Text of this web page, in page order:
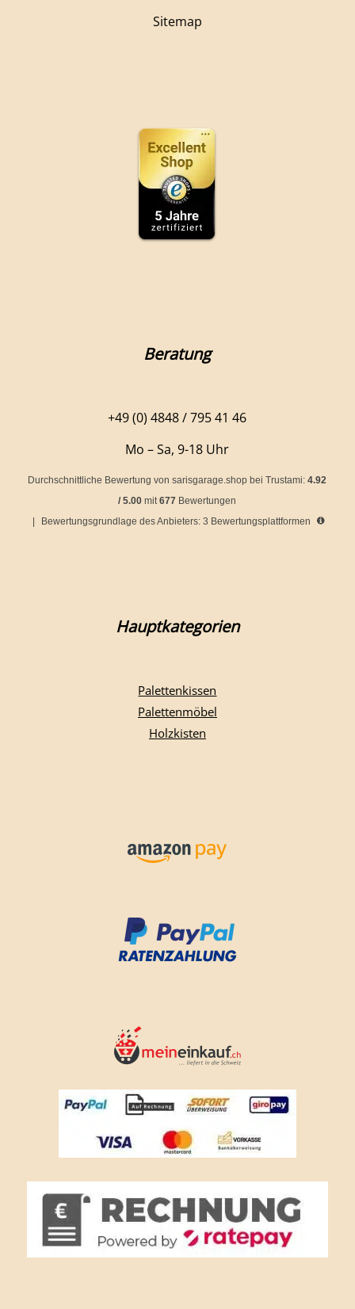
Sitemap
Beratung
+49 (0) 4848 / 795 41 46
Mo – Sa, 9-18 Uhr
Durchschnittliche Bewertung von sarisgarage.shop bei Trustami:4.92
/5.00 mit677 Bewertungen
Bewertungsgrundlage des Anbieters: 3 Bewertungsplattformen
Hauptkategorien
Palettenkissen
Palettenmöbel
Holzkisten